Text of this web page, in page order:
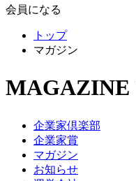
会員になる
トップ
マガジン
MAGAZINE
企業家倶楽部
企業家賞
マガジン
お知らせ